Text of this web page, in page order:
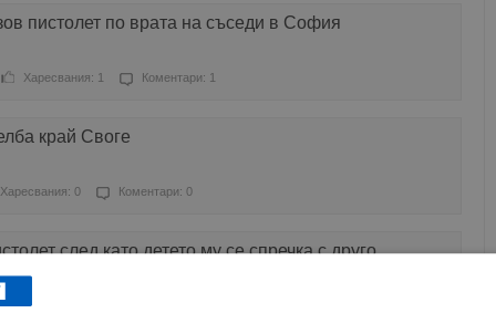
пистолет по врата на съседи в София
Харесвания: 1 Коментари: 1
край Своге
Харесвания: 0 Коментари: 0
след като детето му се спречка с друго
0